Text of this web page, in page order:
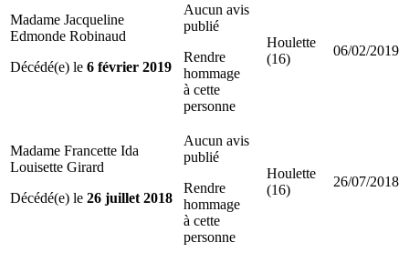
Madame Jacqueline
Edmonde Robinaud
Décédé(e) le 6 février 2019
Aucun avis
publié
Rendre
hommage
à cette
personne
Houlette
(16)
06/02/2019
Madame Francette Ida
Louisette Girard
Décédé(e) le 26 juillet 2018
Aucun avis
publié
Rendre
hommage
à cette
personne
Houlette
(16)
26/07/2018